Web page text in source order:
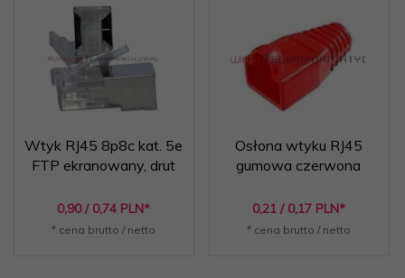
Wtyk RJ45 8p8c kat. 5e
FTP ekranowany, drut
0,90 / 0,74 PLN*
* cena brutto / netto
Osłona wtyku RJ45
gumowa czerwona
0,21 / 0,17 PLN*
* cena brutto / netto